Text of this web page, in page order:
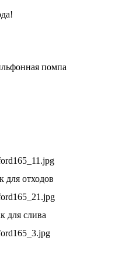
помпа
отходов
для слива